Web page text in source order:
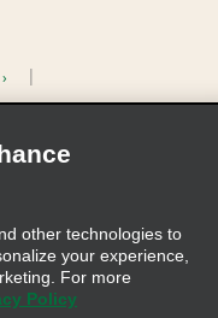
Diligence Act
(Germany)
other technologies to
your experience,
For more
Policy